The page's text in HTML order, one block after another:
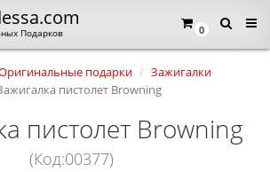
0
Подарков
подарки
Зажигалки
пистолет Browning
пистолет Browning
(Код:00377)